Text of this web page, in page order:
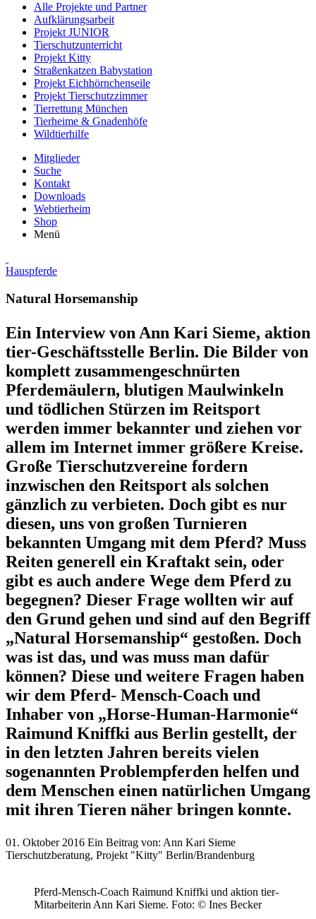
Alle Projekte und Partner
Aufklärungsarbeit
Projekt JUNIOR
Tierschutzunterricht
Projekt Kitty
Straßenkatzen Babystation
Projekt Eichhörnchenseile
Projekt Tierschutzzimmer
Tierrettung München
Tierheime & Gnadenhöfe
Wildtierhilfe
Mitglieder
Suche
Kontakt
Downloads
Webtierheim
Shop
Menü
Hauspferde
Natural Horsemanship
Ein Interview von Ann Kari Sieme, aktion
tier-Geschäftsstelle Berlin. Die Bilder von
komplett zusammengeschnürten
Pferdemäulern, blutigen Maulwinkeln
und tödlichen Stürzen im Reitsport
werden immer bekannter und ziehen vor
allem im Internet immer größere Kreise.
Große Tierschutzvereine fordern
inzwischen den Reitsport als solchen
gänzlich zu verbieten. Doch gibt es nur
diesen, uns von großen Turnieren
bekannten Umgang mit dem Pferd? Muss
Reiten generell ein Kraftakt sein, oder
gibt es auch andere Wege dem Pferd zu
begegnen? Dieser Frage wollten wir auf
den Grund gehen und sind auf den Begriff
„Natural Horsemanship“ gestoßen. Doch
was ist das, und was muss man dafür
können? Diese und weitere Fragen haben
wir dem Pferd- Mensch-Coach und
Inhaber von „Horse-Human-Harmonie“
Raimund Kniffki aus Berlin gestellt, der
in den letzten Jahren bereits vielen
sogenannten Problempferden helfen und
dem Menschen einen natürlichen Umgang
mit ihren Tieren näher bringen konnte.
01. Oktober 2016 Ein Beitrag von: Ann Kari Sieme
Tierschutzberatung, Projekt "Kitty" Berlin/Brandenburg
Pferd-Mensch-Coach Raimund Kniffki und aktion tier-
Mitarbeiterin Ann Kari Sieme. Foto: © Ines Becker